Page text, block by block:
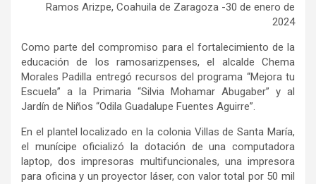
Ramos Arizpe, Coahuila de Zaragoza -30 de enero de
2024
Como parte del compromiso para el fortalecimiento de la
educación de los ramosarizpenses, el alcalde Chema
Morales Padilla entregó recursos del programa “Mejora tu
Escuela” a la Primaria “Silvia Mohamar Abugaber” y al
Jardín de Niños “Odila Guadalupe Fuentes Aguirre”.
En el plantel localizado en la colonia Villas de Santa María,
el munícipe oficializó la dotación de una computadora
laptop, dos impresoras multifuncionales, una impresora
para oficina y un proyector láser, con valor total por 50 mil